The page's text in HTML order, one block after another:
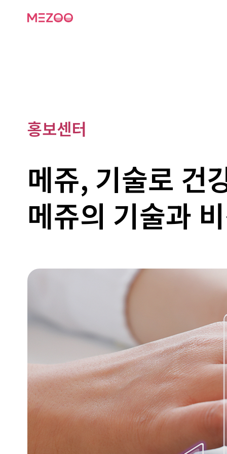
홍보센터
메쥬, 기술로 건
메쥬의 기술과